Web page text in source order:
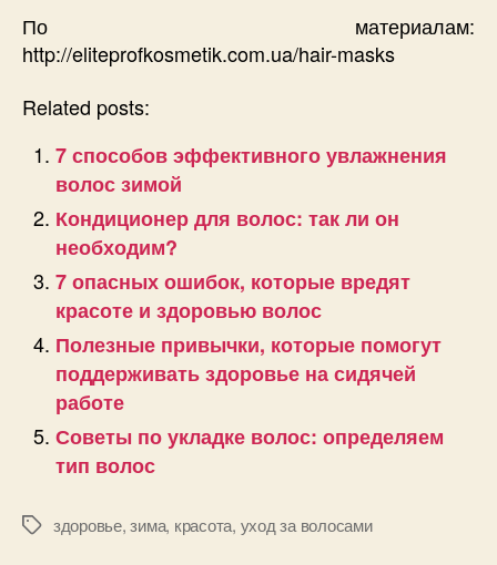
По материалам:
http://eliteprofkosmetik.com.ua/hair-masks
Related posts:
7 способов эффективного увлажнения
волос зимой
Кондиционер для волос: так ли он
необходим?
7 опасных ошибок, которые вредят
красоте и здоровью волос
Полезные привычки, которые помогут
поддерживать здоровье на сидячей
работе
Советы по укладке волос: определяем
тип волос
Позначки
здоровье,зима, красота, уход за волосами